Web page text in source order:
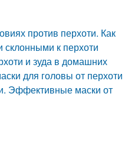
против перхоти. Как
склонными к перхоти
и зуда в домашних
для головы от перхоти
Эффективные маски от